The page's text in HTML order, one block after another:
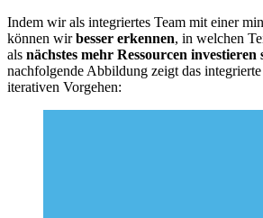
Indem wir als integriertes Team mit einer
können wirbesser erkennen, in welchen
als nächstes mehr Ressourcen investieren
nachfolgende Abbildung zeigt das
iterativen Vorgehen: